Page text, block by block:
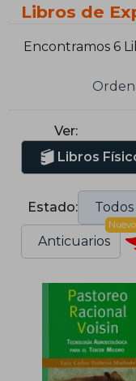
Libros de
Encontramos 6
Ver:
Libros
Estado: Todos
Anticuarios
Nuevo